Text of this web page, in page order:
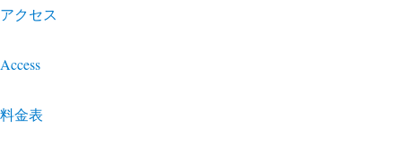
アクセス
Access
料金表